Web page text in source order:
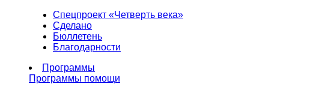
Спецпроект «Четверть века»
Сделано
Бюллетень
Благодарности
Программы
Программы помощи